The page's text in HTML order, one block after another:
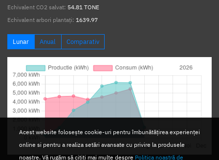
Acest website folosește cookie-uri pentru îmbunătățirea experienței
online si pentru a realiza setări avansate cu privire la produsele
noastre. Vă rugăm să citiți mai multe despre Politica noastră de
Echivalent CO2 salvat: 54.81 TONE
Echivalent arbori plantați: 1639.97
Lunar Anual Comparativ